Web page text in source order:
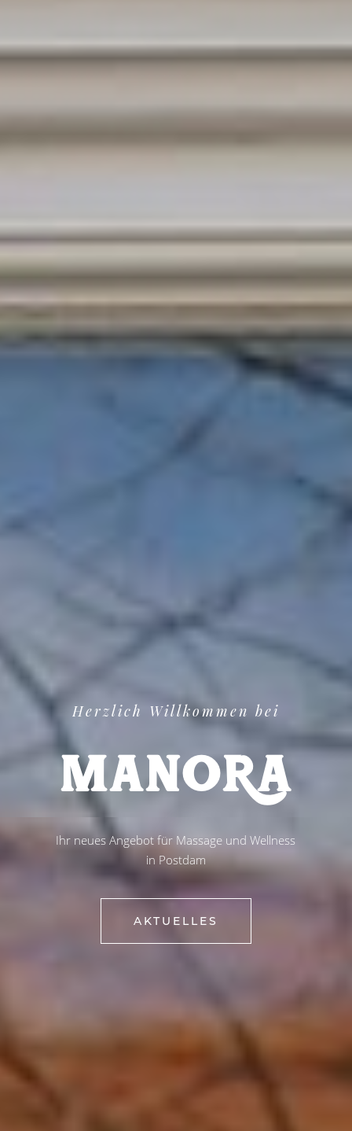
MANORA
Herzlich Willkommen bei
AKTUELLES
Ihr neues Angebot für Massage und Wellness
in Postdam